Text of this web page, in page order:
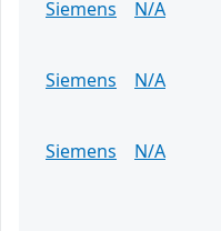
Siemens
N/A
Siemens
N/A
Siemens
N/A